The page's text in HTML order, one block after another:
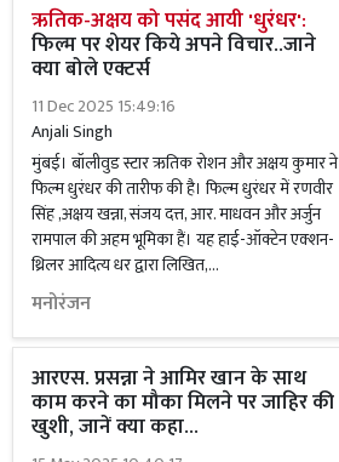
ऋतिक-अक्षय को पसंद आयी 'धुरंधर':
फिल्म पर शेयर किये अपने विचार..जाने
क्या बोले एक्टर्स
11 Dec 2025 15:49:16
Anjali Singh
मुंबई। बॉलीवुड स्टार ऋतिक रोशन और अक्षय कुमार ने
फिल्म धुरंधर की तारीफ की है। फिल्म धुरंधर में रणवीर
सिंह ,अक्षय खन्ना, संजय दत्त, आर. माधवन और अर्जुन
रामपाल की अहम भूमिका हैं। यह हाई-ऑक्टेन एक्शन-
थ्रिलर आदित्य धर द्वारा लिखित,...
मनोरंजन
आरएस. प्रसन्ना ने आमिर खान के साथ
काम करने का मौका मिलने पर जाहिर की
खुशी, जानें क्या कहा...